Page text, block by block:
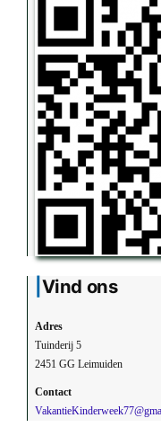
Vind ons
Adres
Tuinderij 5
2451 GG Leimuiden
Contact